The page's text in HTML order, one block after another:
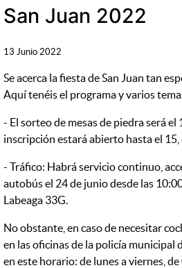
San Juan 2022
13 Junio 2022
Se acerca la fiesta de San Juan tan
Aquí tenéis el programa y varios
- El sorteo de mesas de piedra será el
inscripción estará abierto hasta el 15,
- Tráfico: Habrá servicio continuo,
autobús el 24 de junio desde las
Labeaga 33G.
No obstante, en caso de necesitar
en las oficinas de la policía municipal
en este horario: de lunes a viernes,